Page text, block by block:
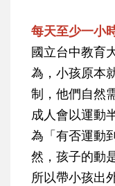
每天至少一小
國立台中教育
為，小孩原本
制，他們自然
成人會以運動
為「有否運動
然，孩子的動
所以帶小孩出